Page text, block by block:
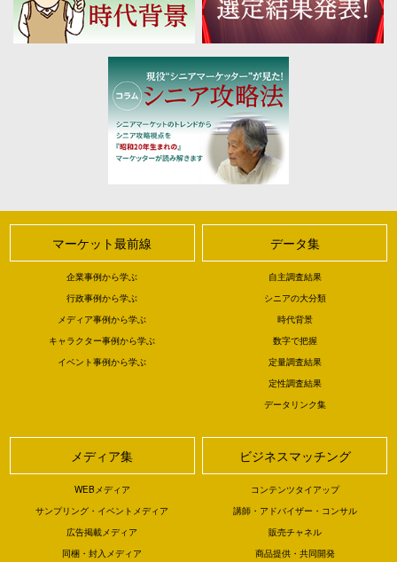
マーケット最前線
企業事例から学ぶ
行政事例から学ぶ
メディア事例から学ぶ
キャラクター事例から学ぶ
イベント事例から学ぶ
データ集
自主調査結果
シニアの大分類
時代背景
数字で把握
定量調査結果
定性調査結果
データリンク集
メディア集
WEBメディア
サンプリング・イベントメディア
広告掲載メディア
同梱・封入メディア
ビジネスマッチング
コンテンツタイアップ
講師・アドバイザー・コンサル
販売チャネル
商品提供・共同開発